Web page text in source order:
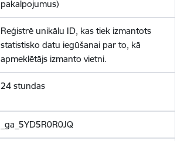
pakalpojumus)
Reģistrē unikālu ID, kas tiek izmantots
statistisko datu iegūšanai par to, kā
apmeklētājs izmanto vietni.
24 stundas
_ga_5YD5R0R0JQ